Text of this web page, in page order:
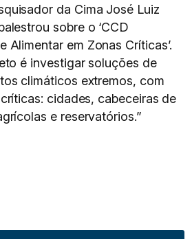
da Cima José Luiz
sobre o ‘CCD
Alimentar em Zonas Críticas’.
é investigar soluções de
climáticos extremos, com
cidades, cabeceiras de
e reservatórios.”